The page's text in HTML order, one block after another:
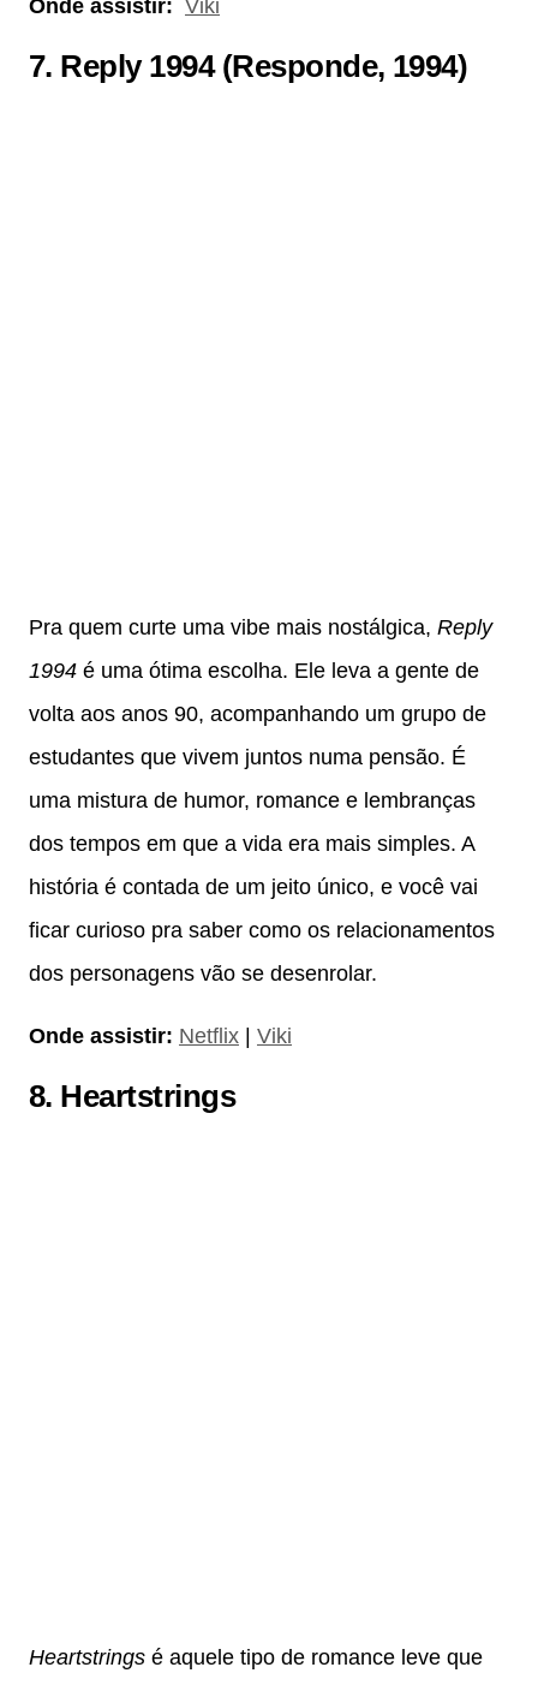
Onde assistir: Viki
7. Reply 1994 (Responde, 1994)
Pra quem curte uma vibe mais nostálgica, Reply
1994 é uma ótima escolha. Ele leva a gente de
volta aos anos 90, acompanhando um grupo de
estudantes que vivem juntos numa pensão. É
uma mistura de humor, romance e lembranças
dos tempos em que a vida era mais simples. A
história é contada de um jeito único, e você vai
ficar curioso pra saber como os relacionamentos
dos personagens vão se desenrolar.
Onde assistir: Netflix Viki
8. Heartstrings
Heartstrings é aquele tipo de romance leve que